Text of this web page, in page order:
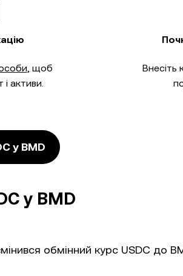
, щоб
і активи.
Внесіть
у BMD
у BMD
обмінний курс USDC до